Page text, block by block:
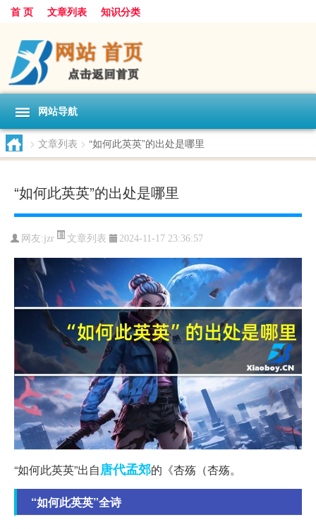
首 页 文章列表 知识分类
网站导航
> 文章列表 > “如何此英英”的出处是哪里
“如何此英英”的出处是哪里
网友:jzr 文章列表 2024-11-17 23:36:57
“如何此英英”出自唐代孟郊的《杏殇（杏殇。
“如何此英英”全诗